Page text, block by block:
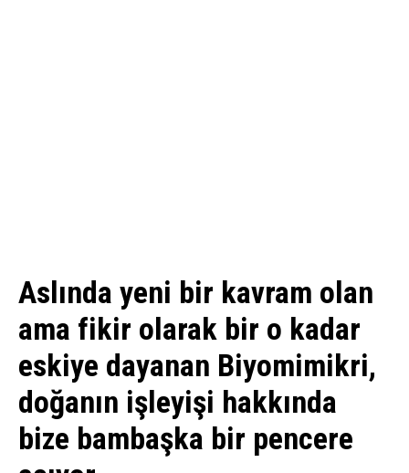
Aslında yeni bir kavram olan
ama fikir olarak bir o kadar
eskiye dayanan Biyomimikri,
doğanın işleyişi hakkında
bize bambaşka bir pencere